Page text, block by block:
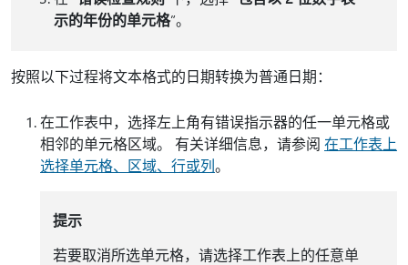
示的年份的单元格”。
按照以下过程将文本格式的日期转换为普通日期：
在工作表中，选择左上角有错误指示器的任一单元格或
相邻的单元格区域。 有关详细信息，请参阅 在工作表上
选择单元格、区域、行或列。
提示
若要取消所选单元格，请选择工作表上的任意单